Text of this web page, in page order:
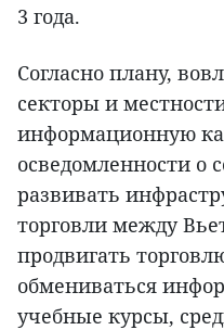
3 года.
Согласно плану,
секторы и
информационную
осведомленности о
развивать
торговли между
продвигать
обмениваться
учебные курсы,